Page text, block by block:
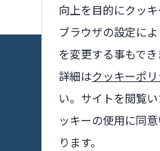
向上を目的にクッキ
ブラウザの設定に
を変更する事もでき
詳細はクッキーポ
い。サイトを閲覧
ッキーの使用に同
ります。
お問
製品・サポートに関